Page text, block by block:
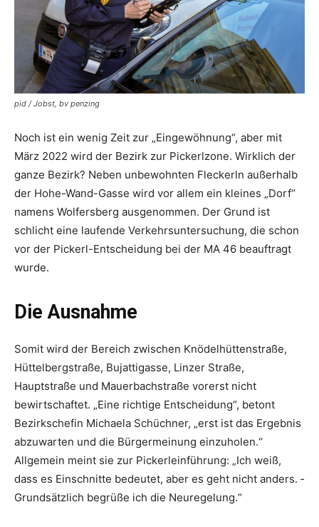
pid / Jobst, bv penzing
Noch ist ein wenig Zeit zur „Eingewöhnung“, aber mit
März 2022 wird der Bezirk zur ­Pickerlzone. Wirklich der
ganze Bezirk? Neben unbewohnten Fleckerln außerhalb
der Hohe-Wand-Gasse wird vor allem ein kleines „Dorf“
namens Wolfersberg ausgenommen. Der Grund ist
schlicht eine laufende Verkehrsuntersuchung, die schon
vor der Pickerl-Entscheidung bei der MA 46 beauftragt
wurde.
Die Ausnahme
Somit wird der Bereich zwischen Knödelhüttenstraße,
Hüttelbergstraße, Bujattigasse, Linzer Straße,
Hauptstraße und Mauerbachstraße vorerst nicht
bewirtschaftet. „Eine richtige Entscheidung“, betont
Bezirkschefin Michaela Schüchner, „erst ist das Ergebnis
abzuwarten und die Bürgermeinung einzuholen.“
Allgemein meint sie zur Pickerl­einführung: „Ich weiß,
dass es Einschnitte bedeutet, aber es geht nicht anders. ­
Grundsätzlich begrüße ich die Neuregelung.“